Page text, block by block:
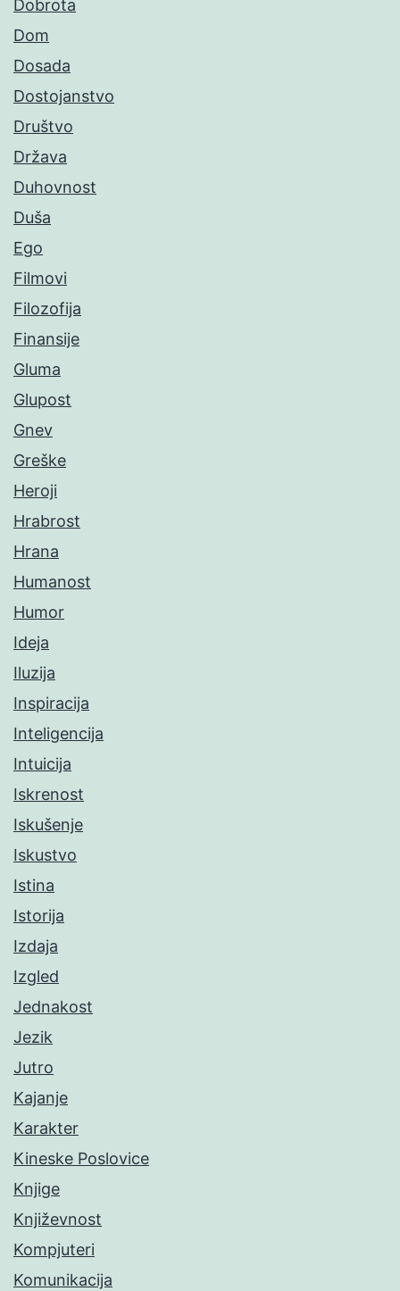
Dobrota
Dom
Dosada
Dostojanstvo
Društvo
Država
Duhovnost
Duša
Ego
Filmovi
Filozofija
Finansije
Gluma
Glupost
Gnev
Greške
Heroji
Hrabrost
Hrana
Humanost
Humor
Ideja
Iluzija
Inspiracija
Inteligencija
Intuicija
Iskrenost
Iskušenje
Iskustvo
Istina
Istorija
Izdaja
Izgled
Jednakost
Jezik
Jutro
Kajanje
Karakter
Kineske Poslovice
Knjige
Književnost
Kompjuteri
Komunikacija